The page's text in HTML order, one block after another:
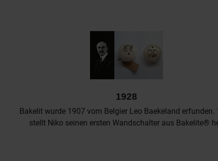
1928
Bakelit wurde 1907 vom Belgier Leo Baekeland erfunden.
stellt Niko seinen ersten Wandschalter aus Bakelite®